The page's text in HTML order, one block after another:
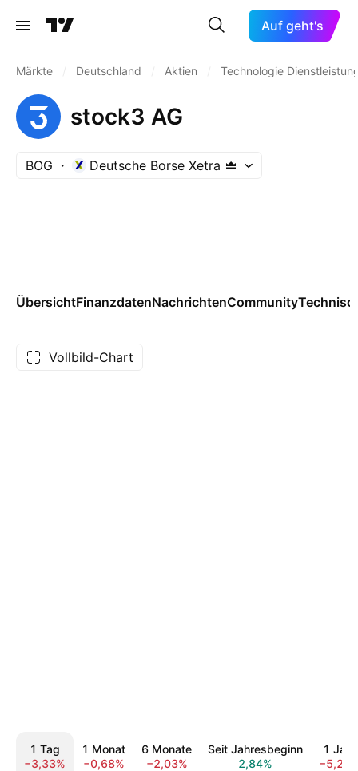
Auf geht's
Märkte Deutschland Aktien Technologie
stock3 AG
BOG Deutsche Borse Xetra
ÜbersichtFinanzdatenNachrichtenCommunity
Vollbild-Chart
1 Tag
−3,33%
1 Monat
−0,68%
6 Monate
−2,03%
Seit Jahresbeginn
2,84%
1 Jahr